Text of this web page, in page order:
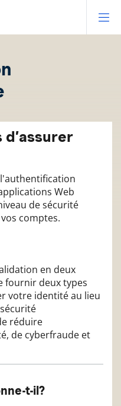
Web
de sécurité
comptes.
en deux
fournir deux types
votre identité au lieu
réduire
de cyberfraude et
t-il?